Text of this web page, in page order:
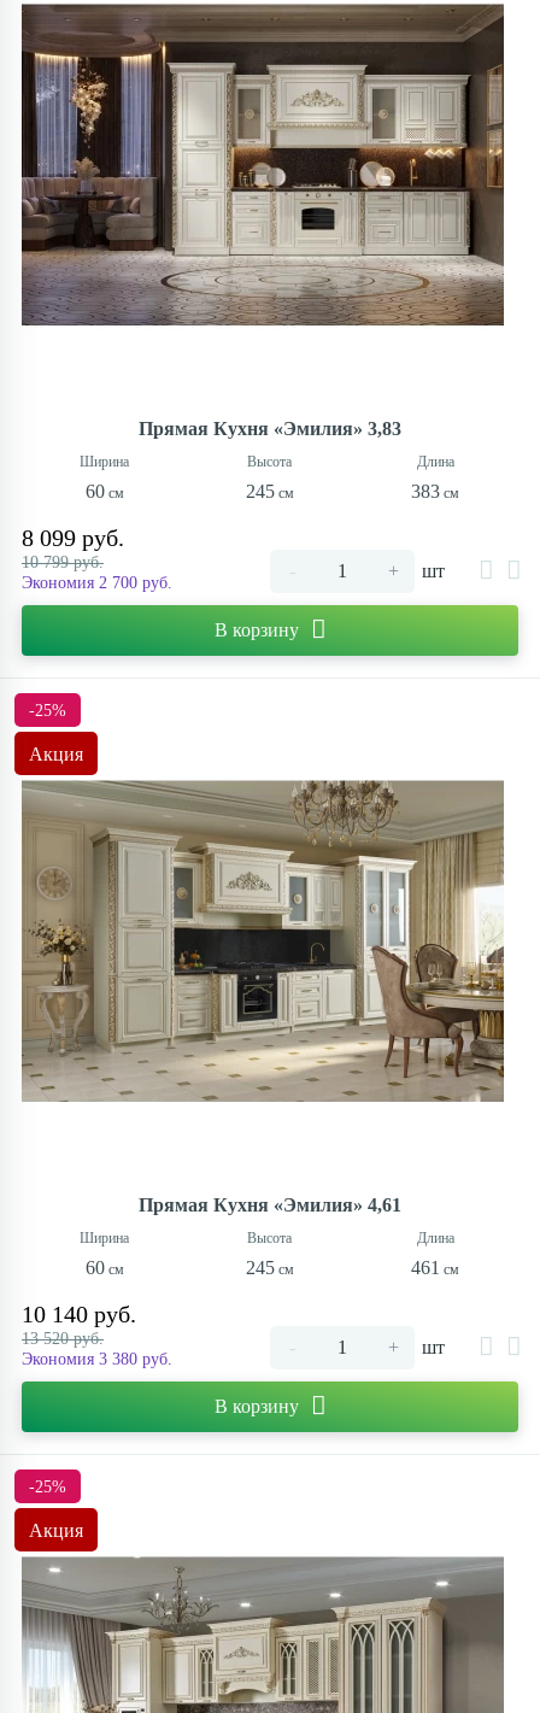
Прямая Кухня «Эмилия» 3,83
60 245 383
8 099 руб.
10 799 руб.
Экономия 2 700 руб.
- + шт
В корзину
-25%
Акция
Прямая Кухня «Эмилия» 4,61
60 245 461
10 140 руб.
13 520 руб.
Экономия 3 380 руб.
- + шт
В корзину
-25%
Акция